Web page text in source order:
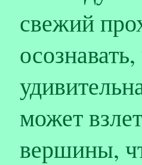
свежий
может
вершины,